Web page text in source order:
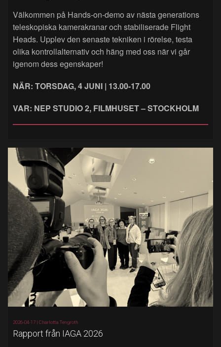
Välkommen på Hands‑on‑demo av nästa generations
teleskopiska kamerakranar och stabiliserade Flight
Heads. Upplev den senaste tekniken i rörelse, testa
olika kontrollalternativ och häng med oss när vi går
igenom dess egenskaper!
NÄR: TORSDAG, 4 JUNI | 13.00-17.00
VAR: NEP STUDIO 2, FILMHUSET – STOCKHOLM
2026-04-17 | Charlotta Tengroth
Rapport från IAGA 2026